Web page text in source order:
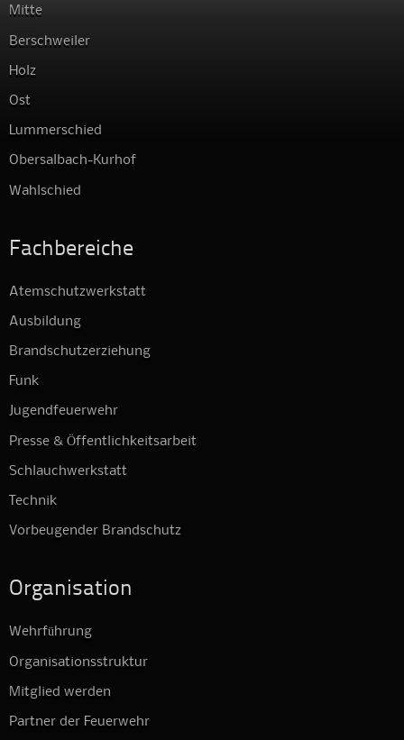
Mitte
Berschweiler
Holz
Ost
Lummerschied
Obersalbach-Kurhof
Wahlschied
Fachbereiche
Atemschutzwerkstatt
Ausbildung
Brandschutzerziehung
Funk
Jugendfeuerwehr
Presse & Öffentlichkeitsarbeit
Schlauchwerkstatt
Technik
Vorbeugender Brandschutz
Organisation
Wehrführung
Organisationsstruktur
Mitglied werden
Partner der Feuerwehr